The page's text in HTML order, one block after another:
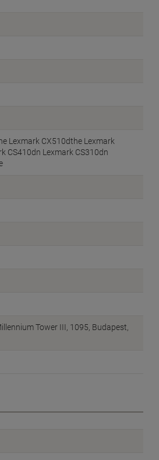
Lexmark CX510dthe Lexmark
CS410dn Lexmark CS310dn
Tower III, 1095, Budapest,